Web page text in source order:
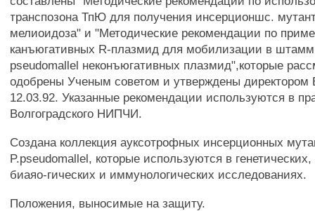
транспозона ТпЮ для получения инсерционшс.
мелиоидоза" и "Методические рекомендации по
канъюгативных R-плазмид для мобилизации в
pseudomallel неконъюгативных плазмид",которые
одобрены Ученым советом и утверждены
12.03.92. Указанные рекомендации используются в
Волгоградского НИПЧИ.
Создана коллекция ауксотрофных инсерционных
P.pseudomallel, которые используются в
биаяо-гических и иммунологических исследованиях.
Положения, выносимые на защиту.